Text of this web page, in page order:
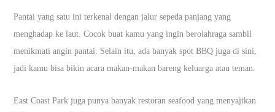
Pantai yang satu ini terkenal dengan jalur sepeda panjang yang
menghadap ke laut. Cocok buat kamu yang ingin berolahraga sambil
menikmati angin pantai. Selain itu, ada banyak spot BBQ juga di sini,
jadi kamu bisa bikin acara makan-makan bareng keluarga atau teman.
East Coast Park juga punya banyak restoran seafood yang menyajikan